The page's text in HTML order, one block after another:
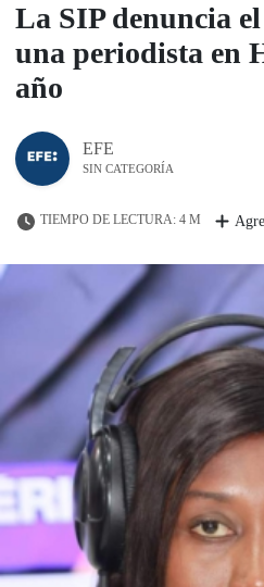
La SIP denuncia el
una periodista en
año
EFE
SIN CATEGORÍA
TIEMPO DE LECTURA: 4 M